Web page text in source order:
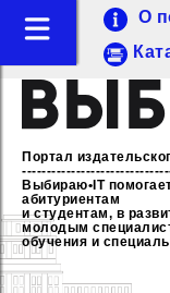
Портал
Выбираю•IT
абитуриентам
и студентам, в
молодым
обучения и
О